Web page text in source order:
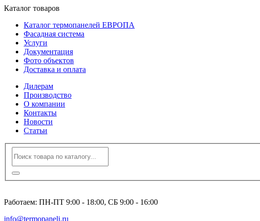
Каталог товаров
Каталог термопанелей ЕВРОПА
Фасадная система
Услуги
Документация
Фото объектов
Доставка и оплата
Дилерам
Производство
О компании
Контакты
Новости
Статьи
Работаем: ПН-ПТ 9:00 - 18:00, СБ 9:00 - 16:00
info@termopaneli.ru